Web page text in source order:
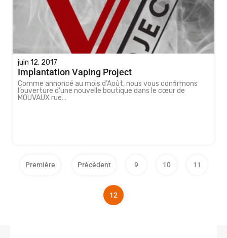
juin 12, 2017
Implantation Vaping Project
Comme annoncé au mois d’Août, nous vous confirmons
l’ouverture d’une nouvelle boutique dans le cœur de
MOUVAUX rue…
Première Précédent 9 10 11
12